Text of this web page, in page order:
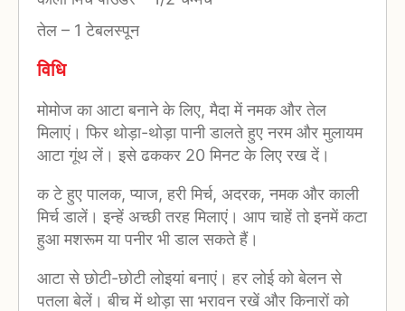
तेल – 1 टेबलस्पून
विधि
मोमोज का आटा बनाने के लिए, मैदा में नमक और तेल
मिलाएं। फिर थोड़ा-थोड़ा पानी डालते हुए नरम और मुलायम
आटा गूंथ लें। इसे ढककर 20 मिनट के लिए रख दें।
क टे हुए पालक, प्याज, हरी मिर्च, अदरक, नमक और काली
मिर्च डालें। इन्हें अच्छी तरह मिलाएं। आप चाहें तो इनमें कटा
हुआ मशरूम या पनीर भी डाल सकते हैं।
आटा से छोटी-छोटी लोइयां बनाएं। हर लोई को बेलन से
पतला बेलें। बीच में थोड़ा सा भरावन रखें और किनारों को